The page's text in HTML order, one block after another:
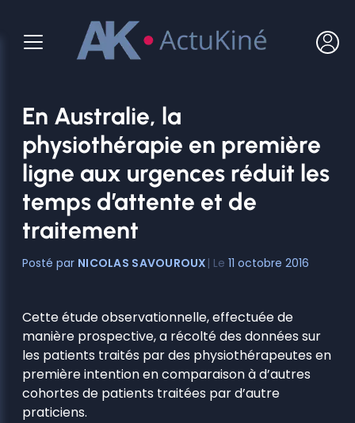
contenu
En Australie, la
physiothérapie en première
ligne aux urgences réduit les
temps d’attente et de
traitement
NICOLAS SAVOUROUX 11 octobre 2016
Cette étude observationnelle, effectuée de
manière prospective, a récolté des données sur
les patients traités par des physiothérapeutes en
première intention en comparaison à d’autres
cohortes de patients traitées par d’autre
praticiens.